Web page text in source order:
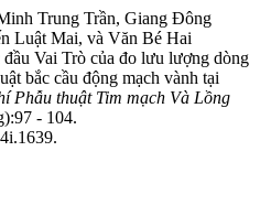
Trung Trần, Giang Đông
Luật Mai, và Văn Bé Hai
Vai Trò của đo lưu lượng dòng
bắc cầu động mạch vành tại
Phẫu thuật Tim mạch Và Lồng
- 104.